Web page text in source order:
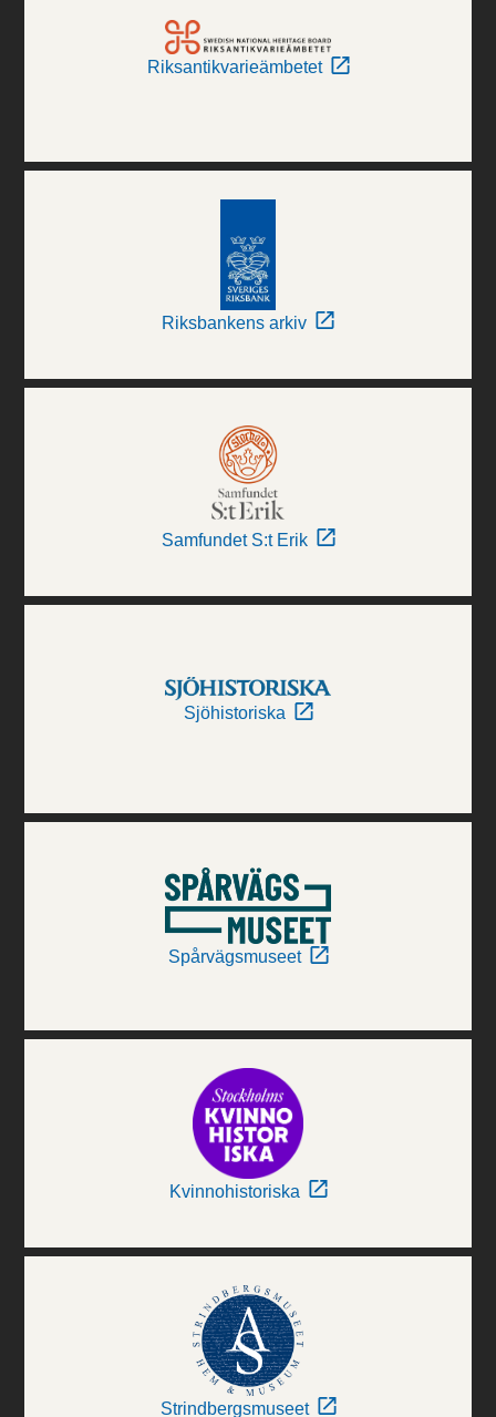
Riksantikvarieämbetet
Riksbankens arkiv
Samfundet S:t Erik
Sjöhistoriska
Spårvägsmuseet
Kvinnohistoriska
Strindbergsmuseet